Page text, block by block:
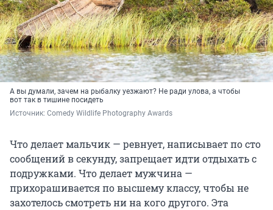
А вы думали, зачем на рыбалку уезжают? Не ради улова, а чтобы
вот так в тишине посидеть
Источник: Comedy Wildlife Photography Awards
Что делает мальчик — ревнует, написывает по сто
сообщений в секунду, запрещает идти отдыхать с
подружками. Что делает мужчина —
прихорашивается по высшему классу, чтобы не
захотелось смотреть ни на кого другого. Эта